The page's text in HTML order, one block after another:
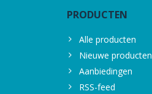
PRODUCTEN
Alle producten
Nieuwe producten
Aanbiedingen
RSS-feed